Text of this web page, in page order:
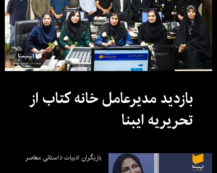
بازدید مدیرعامل خانه کتاب از
تحریریه ایبنا
بازیگران ادبیات داستانی معاصر